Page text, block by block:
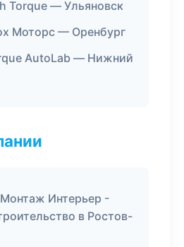
Torque — Ульяновск
Моторс — Оренбург
AutoLab — Нижний
Интерьер -
в Ростов-